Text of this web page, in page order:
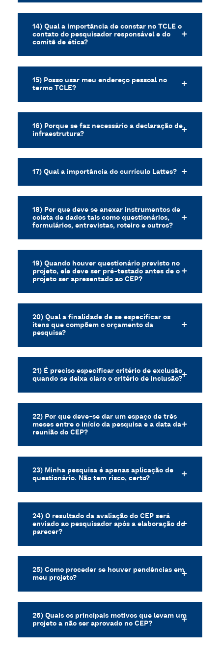
14) Qual a importância de constar no TCLE o
contato do pesquisador responsável e do
comitê de ética?
15) Posso usar meu endereço pessoal no
termo TCLE?
16) Porque se faz necessário a declaração de
infraestrutura?
17) Qual a importância do currículo Lattes?
18) Por que deve se anexar instrumentos de
coleta de dados tais como questionários,
formulários, entrevistas, roteiro e outros?
19) Quando houver questionário previsto no
projeto, ele deve ser pré-testado antes de o
projeto ser apresentado ao CEP?
20) Qual a finalidade de se especificar os
itens que compõem o orçamento da
pesquisa?
21) É preciso especificar critério de exclusão
quando se deixa claro o critério de inclusão?
22) Por que deve-se dar um espaço de três
meses entre o início da pesquisa e a data da
reunião do CEP?
23) Minha pesquisa é apenas aplicação de
questionário. Não tem risco, certo?
24) O resultado da avaliação do CEP será
enviado ao pesquisador após a elaboração do
parecer?
25) Como proceder se houver pendências em
meu projeto?
26) Quais os principais motivos que levam um
projeto a não ser aprovado no CEP?